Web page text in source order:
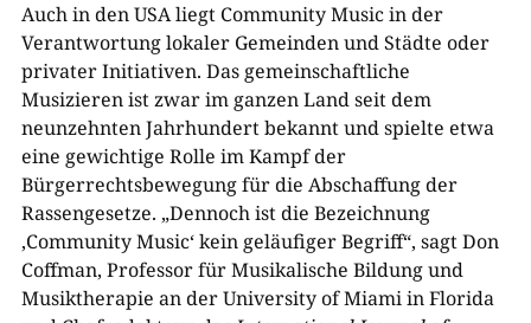
Auch in den USA liegt Community Music in der
Verantwortung lokaler Gemeinden und Städte oder
privater Initiativen. Das gemeinschaftliche
Musizieren ist zwar im ganzen Land seit dem
neunzehnten Jahrhundert bekannt und spielte etwa
eine gewichtige Rolle im Kampf der
Bürgerrechtsbewegung für die Abschaffung der
Rassengesetze. „Dennoch ist die Bezeichnung
‚Community Music‘ kein geläufiger Begriff“, sagt Don
Coffman, Professor für Musikalische Bildung und
Musiktherapie an der University of Miami in Florida